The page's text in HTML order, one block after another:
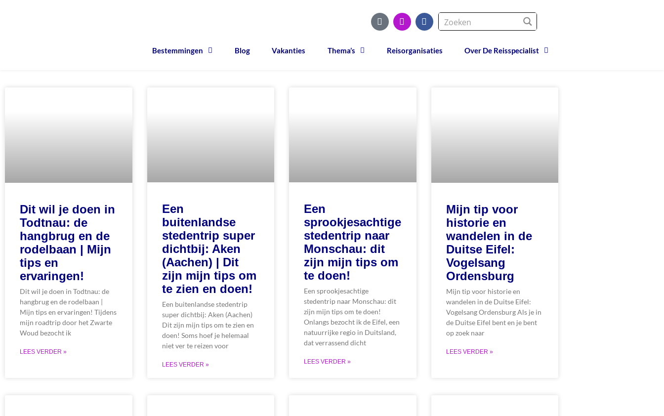
Bestemmingen Blog Vakanties Thema’s Reisorganisaties Over De Reisspecialist
Dit wil je doen in
Todtnau: de
hangbrug en de
rodelbaan | Mijn
tips en
ervaringen!
Dit wil je doen in Todtnau: de
hangbrug en de rodelbaan |
Mijn tips en ervaringen! Tijdens
mijn roadtrip door het Zwarte
Woud bezocht ik
LEES VERDER »
Een
buitenlandse
stedentrip super
dichtbij: Aken
(Aachen) | Dit
zijn mijn tips om
te zien en doen!
Een buitenlandse stedentrip
super dichtbij: Aken (Aachen)
Dit zijn mijn tips om te zien en
doen! Soms hoef je helemaal
niet ver te reizen voor
LEES VERDER »
Een
sprookjesachtige
stedentrip naar
Monschau: dit
zijn mijn tips om
te doen!
Een sprookjesachtige
stedentrip naar Monschau: dit
zijn mijn tips om te doen!
Onlangs bezocht ik de Eifel, een
natuurrijke regio in Duitsland,
dat verrassend dicht
LEES VERDER »
Mijn tip voor
historie en
wandelen in de
Duitse Eifel:
Vogelsang
Ordensburg
Mijn tip voor historie en
wandelen in de Duitse Eifel:
Vogelsang Ordensburg Als je in
de Duitse Eifel bent en je bent
op zoek naar
LEES VERDER »